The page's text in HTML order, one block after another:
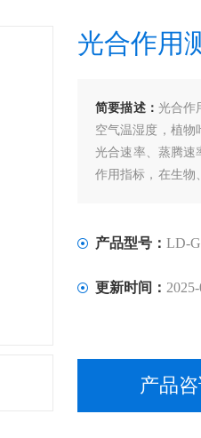
光合作用
简要描述： 光合作
空气温湿度，植物
光合速率、蒸腾速
作用指标，在生物
产品型号： LD-
更新时间：
产品